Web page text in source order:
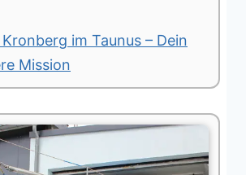
im Taunus – Dein
Mission